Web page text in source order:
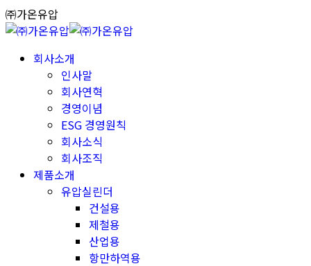
Skip
to
㈜가온유압
회사소개
인사말
회사연혁
경영이념
ESG 경영원칙
회사소식
회사조직
제품소개
유압실린더
건설용
제철용
산업용
항만하역용